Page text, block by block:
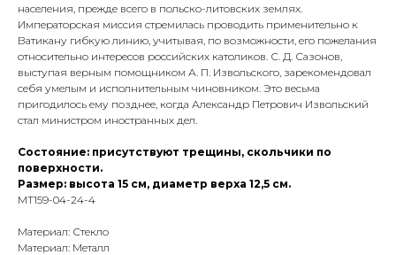
населения, прежде всего в польско-литовских землях.
Императорская миссия стремилась проводить применительно к
Ватикану гибкую линию, учитывая, по возможности, его пожелания
относительно интересов российских католиков. С. Д. Сазонов,
выступая верным помощником А. П. Извольского, зарекомендовал
себя умелым и исполнительным чиновником. Это весьма
пригодилось ему позднее, когда Александр Петрович Извольский
стал министром иностранных дел.
Состояние: присутствуют трещины, скольчики по
поверхности.
Размер: высота 15 см, диаметр верха 12,5 см.
МТ159-04-24-4
Материал: Стекло
Материал: Металл